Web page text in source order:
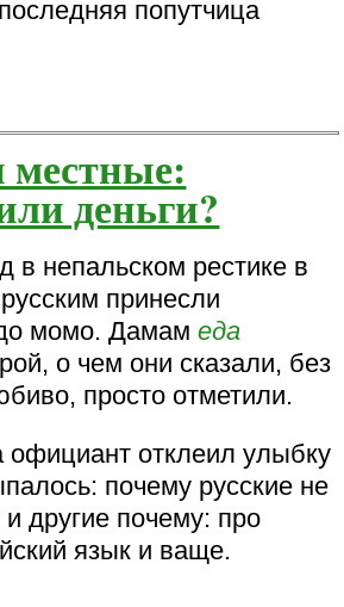
попутчица
местные:
деньги?
в непальском рестике в
русским принесли
момо. Дамамеда
о чем они сказали, без
просто отметили.
официант отклеил улыбку
почему русские не
и другие почему: про
язык и ваще.